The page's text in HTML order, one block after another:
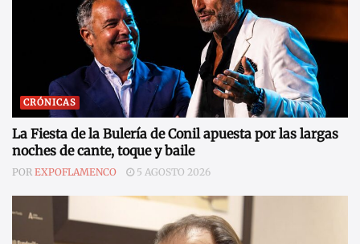
CRÓNICAS
La Fiesta de la Bulería de Conil apuesta por las largas
noches de cante, toque y baile
POR EXPOFLAMENCO 5 AGOSTO 2026